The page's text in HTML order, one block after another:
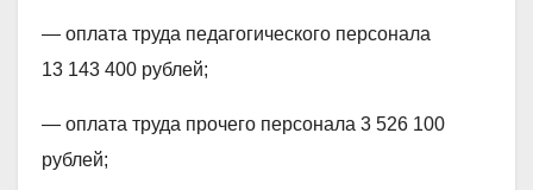
— оплата труда педагогического персонала
13 143 400 рублей;
— оплата труда прочего персонала 3 526 100
рублей;